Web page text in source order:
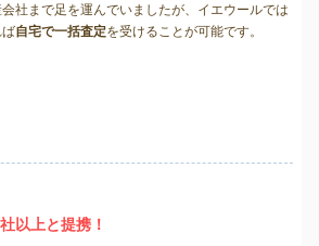
社まで足を運んでいましたが、イエウールでは
自宅で一括査定を受けることが可能です。
以上と提携！